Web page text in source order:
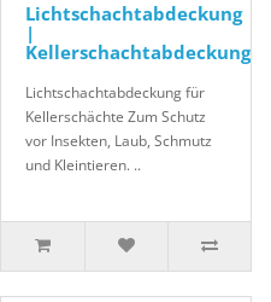
Lichtschachtabdeckung
|
Kellerschachtabdeckung
Lichtschachtabdeckung für
Kellerschächte Zum Schutz
vor Insekten, Laub, Schmutz
und Kleintieren. ..